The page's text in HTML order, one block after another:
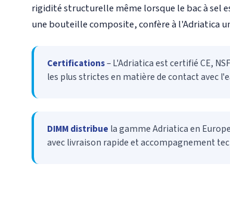
rigidité structurelle même lorsque le bac à sel
une bouteille composite, confère à l'Adriatica
Certifications– L'Adriatica est certifié CE,
les plus strictes en matière de contact avec
DIMM distribue la gamme Adriatica en
avec livraison rapide et accompagnement